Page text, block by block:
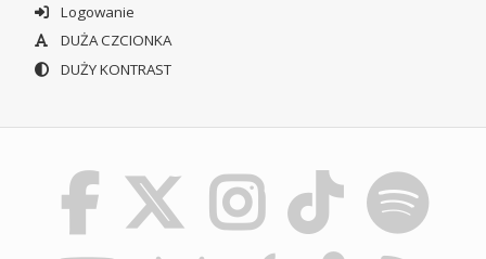
Logowanie
DUŻA CZCIONKA
DUŻY KONTRAST